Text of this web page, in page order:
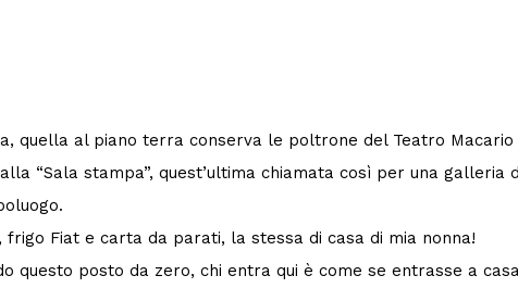
quella al piano terra conserva le poltrone del Teatro Macario
“Sala stampa”, quest’ultima chiamata così per una
Fiat e carta da parati, la stessa di casa di mia nonna!
questo posto da zero, chi entra qui è come se entrasse a casa